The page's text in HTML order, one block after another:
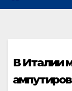
В Италии